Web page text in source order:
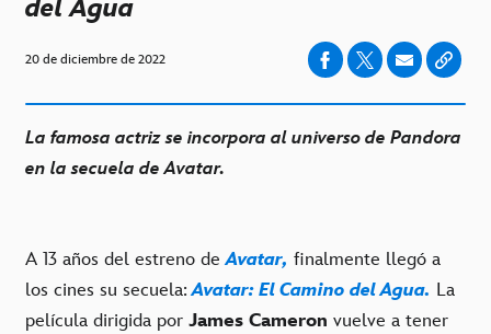
del Agua
20 de diciembre de 2022
La famosa actriz se incorpora al universo de Pandora
en la secuela de Avatar.
A 13 años del estreno deAvatar, finalmente llegó a
los cines su secuela:Avatar: El Camino del Agua. La
película dirigida por James Cameron vuelve a tener